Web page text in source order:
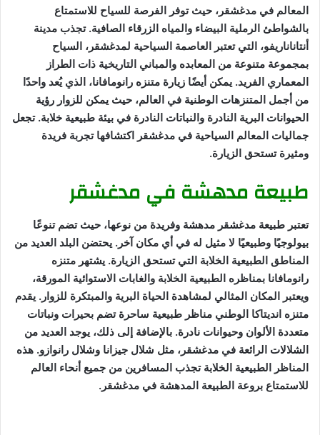
المعالم في مدغشقر، حيث توفر الفرصة للسياح للاستمتاع
بالشواطئ الرملية البيضاء والمياه الزرقاء الصافية. تجذب مدينة
أنتاناناريفو، التي تعتبر العاصمة السياحية لمدغشقر، السياح
بمجموعة متنوعة من المعابده والمباني التاريخية ذات الطراز
المعماري الفريد. يمكن أيضًا زيارة متنزه رانومافانا، الذي يُعد واحدًا
من أجمل المتنزهات الوطنية في العالم، حيث يمكن للزوار رؤية
الحيوانات البرية النادرة والنباتات النادرة في بيئة طبيعية خلابة. تجعل
جماليات المعالم السياحية في مدغشقر اكتشافها تجربة فريدة
ومثيرة تستحق الزيارة.
طبيعة مدهشة في مدغشقر
تعتبر طبيعة مدغشقر مدهشة وفريدة من نوعها، حيث تضم تنوعًا
بيولوجيًا وطبيعيًا لا مثيل له في أي مكان آخر. يحتضن البلد العديد من
المناطق الطبيعية الخلابة التي تستحق الزيارة. يشتهر متنزه
رانومافانا بمناظره الطبيعية الخلابة والغابات الاستوائية المورقة،
ويعتبر المكان المثالي لمشاهدة الحياة البرية والمبتكرة للزوار. يقدم
متنزه انديتاكا الوطني مناظر طبيعية ساحرة تضم بحيرات ونباتات
متعددة الألوان وحيوانات نادرة. بالإضافة إلى ذلك، يوجد العديد من
الشلالات الرائعة في مدغشقر، مثل شلال جيزانا وشلال رانوازو. هذه
المناظر الطبيعية الخلابة تجذب المسافرين من جميع أنحاء العالم
للاستمتاع بروعة الطبيعة المدهشة في مدغشقر.